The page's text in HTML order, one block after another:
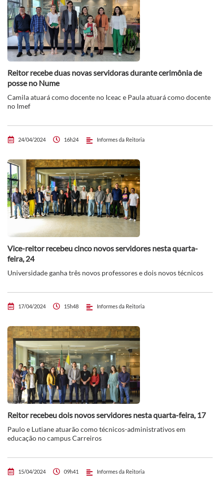
Reitor recebe duas novas servidoras durante cerimônia de
posse no Nume
Camila atuará como docente no Iceac e Paula atuará como docente
no Imef
24/04/2024 16h24 Informes da Reitoria
Vice-reitor recebeu cinco novos servidores nesta quarta-
feira, 24
Universidade ganha três novos professores e dois novos técnicos
17/04/2024 15h48 Informes da Reitoria
Reitor recebeu dois novos servidores nesta quarta-feira, 17
Paulo e Lutiane atuarão como técnicos-administrativos em
educação no campus Carreiros
15/04/2024 09h41 Informes da Reitoria